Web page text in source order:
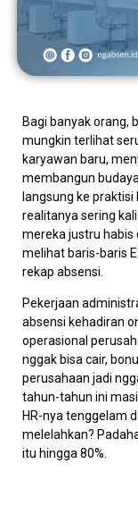
Bagi banyak orang,
mungkin terlihat
karyawan baru,
membangun
langsung ke
realitanya sering
mereka justru habis
melihat baris-baris
rekap absensi.
Pekerjaan
absensi kehadiran
operasional
nggak bisa cair,
perusahaan jadi
tahun-tahun ini
HR-nya tenggelam
melelahkan?
itu hingga 80%.